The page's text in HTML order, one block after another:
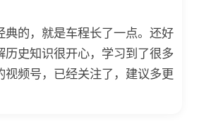
典的，就是车程长了一点。还好
历史知识很开心，学习到了很多
视频号，已经关注了，建议多更